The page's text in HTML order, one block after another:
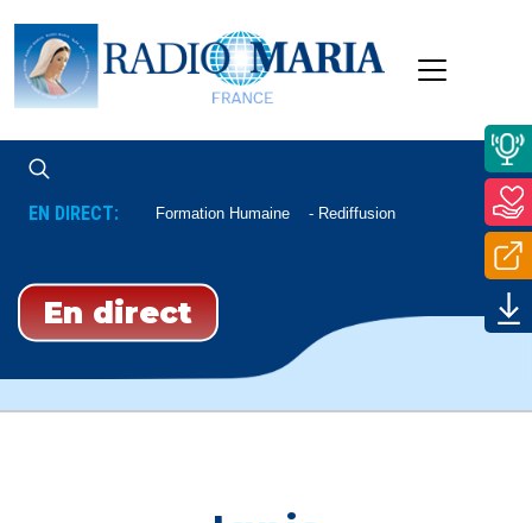
EN DIRECT: Formation Humaine Rediffusion
En direct